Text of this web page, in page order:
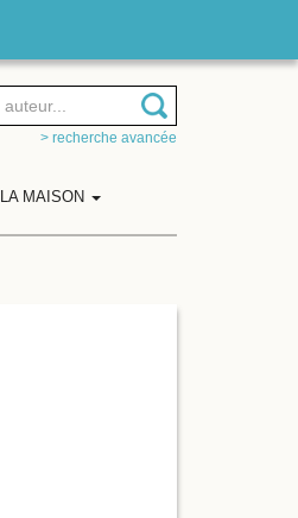
> recherche avancée
LA MAISON